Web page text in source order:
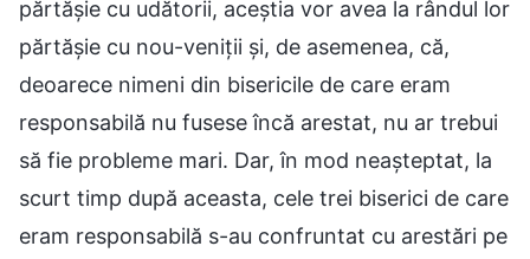
părtășie cu udătorii, aceștia vor avea la rândul lor
părtășie cu nou-veniții și, de asemenea, că,
deoarece nimeni din bisericile de care eram
responsabilă nu fusese încă arestat, nu ar trebui
să fie probleme mari. Dar, în mod neașteptat, la
scurt timp după aceasta, cele trei biserici de care
eram responsabilă s-au confruntat cu arestări pe